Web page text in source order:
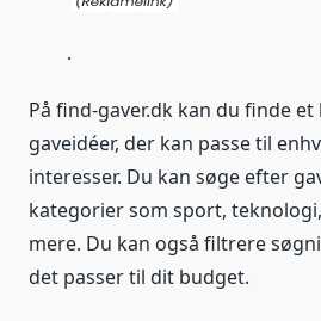
.
På find-gaver.dk kan du finde
gaveidéer, der kan passe til
interesser. Du kan søge efter
kategorier som sport,
mere. Du kan også filtrere
det passer til dit budget.